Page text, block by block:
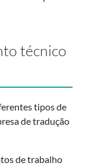
técnico
tipos de
de tradução
de trabalho